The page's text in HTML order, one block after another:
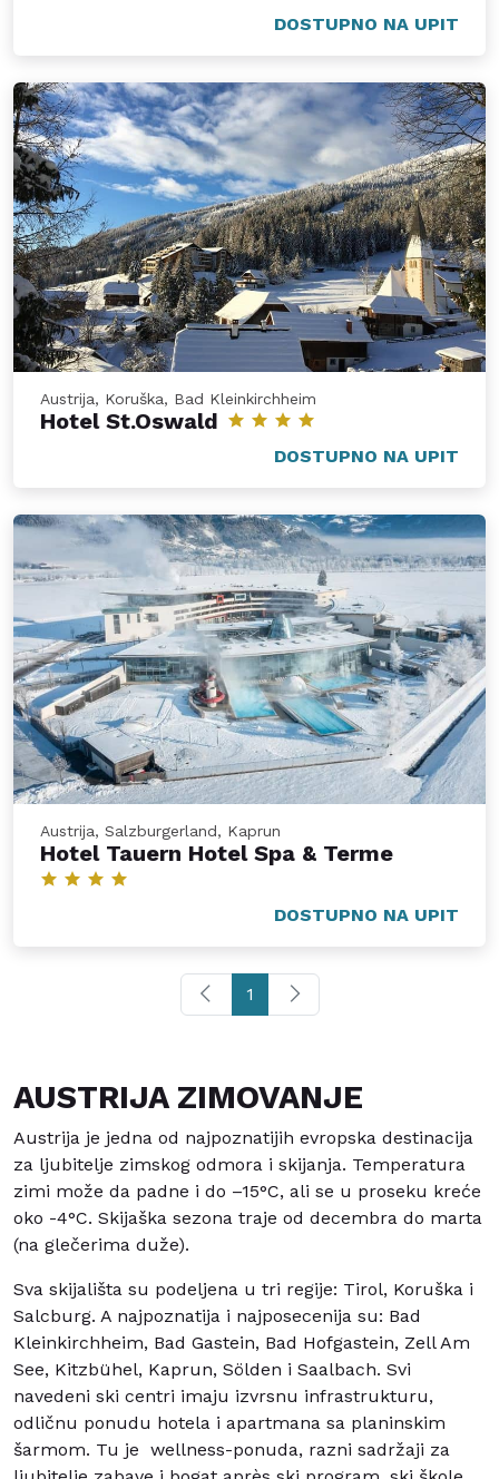
DOSTUPNO NA UPIT
Austrija, Koruška, Bad Kleinkirchheim
Hotel St.Oswald
DOSTUPNO NA UPIT
Austrija, Salzburgerland, Kaprun
Hotel Tauern Hotel Spa & Terme
DOSTUPNO NA UPIT
1
AUSTRIJA ZIMOVANJE
Austrija je jedna od najpoznatijih evropska destinacija
za ljubitelje zimskog odmora i skijanja. Temperatura
zimi može da padne i do –15°C, ali se u proseku kreće
oko -4°C. Skijaška sezona traje od decembra do marta
(na glečerima duže).
Sva skijališta su podeljena u tri regije: Tirol, Koruška i
Salcburg. A najpoznatija i najposecenija su: Bad
Kleinkirchheim, Bad Gastein, Bad Hofgastein, Zell Am
See, Kitzbühel, Kaprun, Sölden i Saalbach. Svi
navedeni ski centri imaju izvrsnu infrastrukturu,
odličnu ponudu hotela i apartmana sa planinskim
šarmom. Tu je wellness-ponuda, razni sadržaji za